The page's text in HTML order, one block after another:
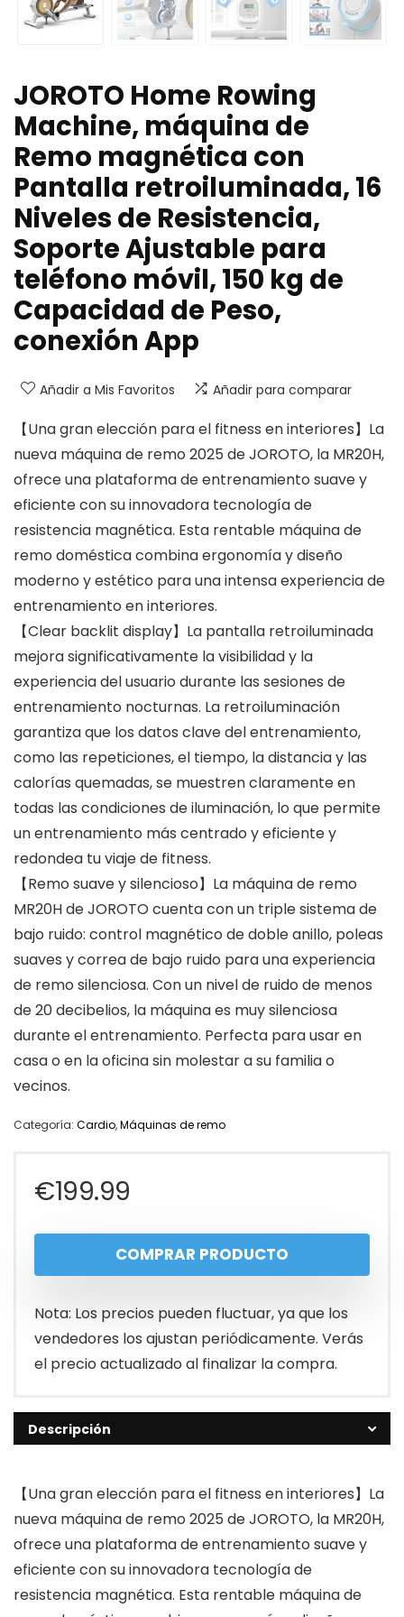
JOROTO Home Rowing
Machine, máquina de
Remo magnética con
Pantalla retroiluminada, 16
Niveles de Resistencia,
Soporte Ajustable para
teléfono móvil, 150 kg de
Capacidad de Peso,
conexión App
Añadir a Mis Favoritos Añadir para comparar
【Una gran elección para el fitness en interiores】La
nueva máquina de remo 2025 de JOROTO, la MR20H,
ofrece una plataforma de entrenamiento suave y
eficiente con su innovadora tecnología de
resistencia magnética. Esta rentable máquina de
remo doméstica combina ergonomía y diseño
moderno y estético para una intensa experiencia de
entrenamiento en interiores.
【Clear backlit display】La pantalla retroiluminada
mejora significativamente la visibilidad y la
experiencia del usuario durante las sesiones de
entrenamiento nocturnas. La retroiluminación
garantiza que los datos clave del entrenamiento,
como las repeticiones, el tiempo, la distancia y las
calorías quemadas, se muestren claramente en
todas las condiciones de iluminación, lo que permite
un entrenamiento más centrado y eficiente y
redondea tu viaje de fitness.
【Remo suave y silencioso】La máquina de remo
MR20H de JOROTO cuenta con un triple sistema de
bajo ruido: control magnético de doble anillo, poleas
suaves y correa de bajo ruido para una experiencia
de remo silenciosa. Con un nivel de ruido de menos
de 20 decibelios, la máquina es muy silenciosa
durante el entrenamiento. Perfecta para usar en
casa o en la oficina sin molestar a su familia o
vecinos.
Categoría: Cardio,Máquinas de remo
€199.99
COMPRAR PRODUCTO
Nota: Los precios pueden fluctuar, ya que los
vendedores los ajustan periódicamente. Verás
el precio actualizado al finalizar la compra.
Descripción
【Una gran elección para el fitness en interiores】La
nueva máquina de remo 2025 de JOROTO, la MR20H,
ofrece una plataforma de entrenamiento suave y
eficiente con su innovadora tecnología de
resistencia magnética. Esta rentable máquina de